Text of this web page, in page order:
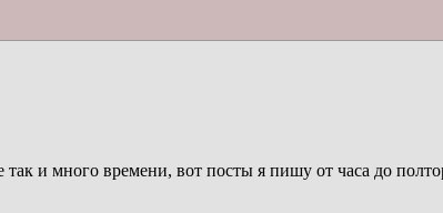
и много времени, вот посты я пишу от часа до